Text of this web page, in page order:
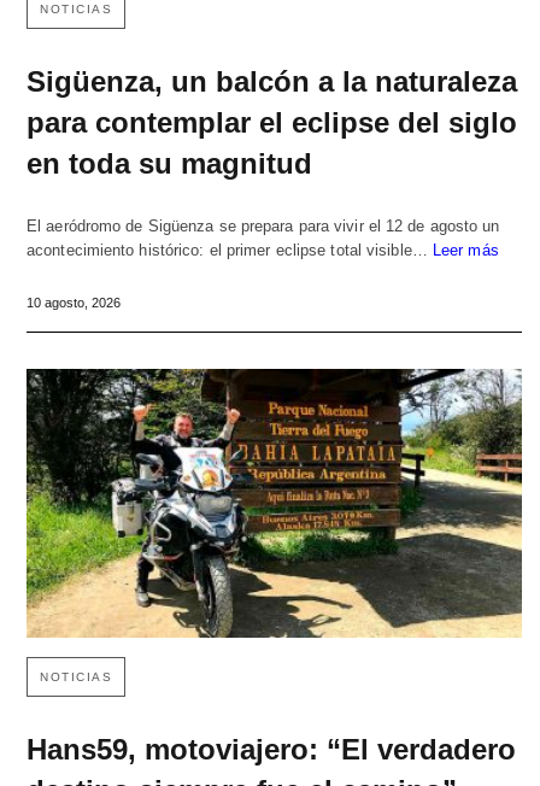
NOTICIAS
Sigüenza, un balcón a la naturaleza
para contemplar el eclipse del siglo
en toda su magnitud
El aeródromo de Sigüenza se prepara para vivir el 12 de agosto un
acontecimiento histórico: el primer eclipse total visible…
Leer más
10 agosto, 2026
NOTICIAS
Hans59, motoviajero: “El verdadero